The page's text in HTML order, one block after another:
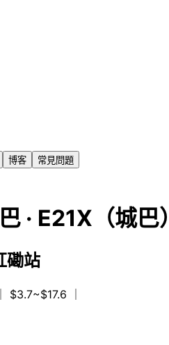
博客 常見問題
· E21X（城巴）
磡站
$3.7~$17.6